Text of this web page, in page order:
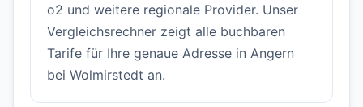
o2 und weitere regionale Provider. Unser
Vergleichsrechner zeigt alle buchbaren
Tarife für Ihre genaue Adresse in Angern
bei Wolmirstedt an.